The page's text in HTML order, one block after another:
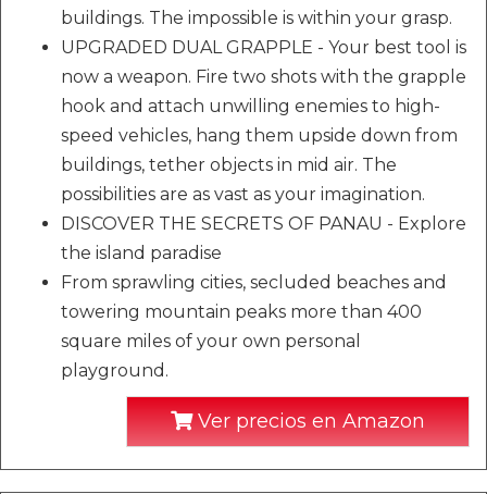
buildings. The impossible is within your grasp.
UPGRADED DUAL GRAPPLE - Your best tool is
now a weapon. Fire two shots with the grapple
hook and attach unwilling enemies to high-
speed vehicles, hang them upside down from
buildings, tether objects in mid air. The
possibilities are as vast as your imagination.
DISCOVER THE SECRETS OF PANAU - Explore
the island paradise
From sprawling cities, secluded beaches and
towering mountain peaks more than 400
square miles of your own personal
playground.
Ver precios en Amazon